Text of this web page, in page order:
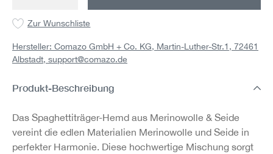
Zur Wunschliste
Hersteller: Comazo GmbH + Co. KG, Martin-Luther-Str.1, 72461
Albstadt, support@comazo.de
Produkt-Beschreibung
Das Spaghettiträger-Hemd aus Merinowolle & Seide
vereint die edlen Materialien Merinowolle und Seide in
perfekter Harmonie. Diese hochwertige Mischung sorgt